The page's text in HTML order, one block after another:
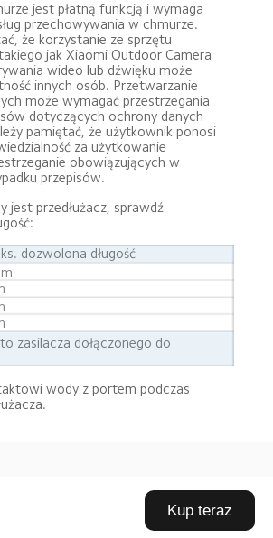
Kup teraz
jest płatną funkcją i wymaga
przechowywania w chmurze.
że korzystanie ze sprzętu
jak Xiaomi Outdoor Camera
wideo lub dźwięku może
innych osób. Przetwarzanie
może wymagać przestrzegania
dotyczących ochrony danych
pamiętać, że użytkownik ponosi
za użytkowanie
obowiązujących w
przepisów.
jest przedłużacz, sprawdź
dozwolona długość
zasilacza dołączonego do
wody z portem podczas